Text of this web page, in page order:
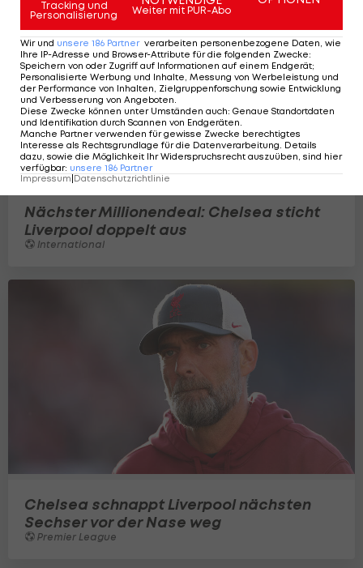
Nächster Millionendeal: Chelsea sticht
Liverpool doppelt aus
International
Chelsea schnappt Liverpool nächsten
Sechser vor der Nase weg
Premier League
Tracking und
Personalisierung
Weiter mit PUR-Abo
Wir und unsere 186 Partner verarbeiten personenbezogene Daten, wie
Ihre IP-Adresse und Browser-Attribute für die folgenden Zwecke:
Speichern von oder Zugriff auf Informationen auf einem Endgerät;
Personalisierte Werbung und Inhalte, Messung von Werbeleistung und
der Performance von Inhalten, Zielgruppenforschung sowie Entwicklung
und Verbesserung von Angeboten.
Diese Zwecke können unter Umständen auch: Genaue Standortdaten
und Identifikation durch Scannen von Endgeräten.
Manche Partner verwenden für gewisse Zwecke berechtigtes
Interesse als Rechtsgrundlage für die Datenverarbeitung. Details
dazu, sowie die Möglichkeit Ihr Widerspruchsrecht auszuüben, sind hier
verfügbar: unsere 186 Partner
Impressum Datenschutzrichtlinie